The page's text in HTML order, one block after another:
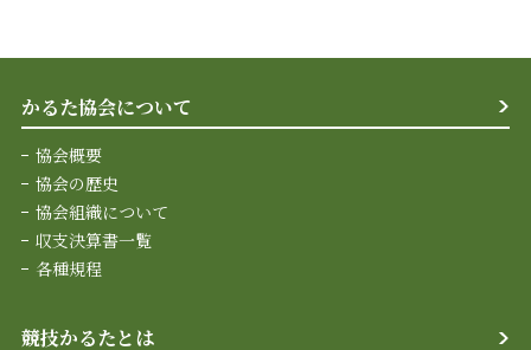
かるた協会について
協会概要
協会の歴史
協会組織について
収支決算書一覧
各種規程
競技かるたとは